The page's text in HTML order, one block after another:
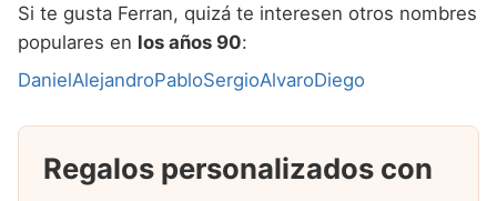
Si te gusta Ferran, quizá te interesen otros nombres
populares en los años 90:
DanielAlejandroPabloSergioAlvaroDiego
Regalos personalizados con